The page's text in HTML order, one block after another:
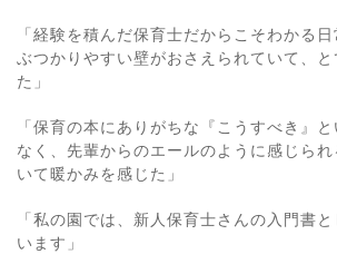
「経験を積んだ保育士だからこそわかる
ぶつかりやすい壁がおさえられていて、と
た」
「保育の本にありがちな『こうすべき』
なく、先輩からのエールのように感じら
いて暖かみを感じた」
「私の園では、新人保育士さんの入門書
います」